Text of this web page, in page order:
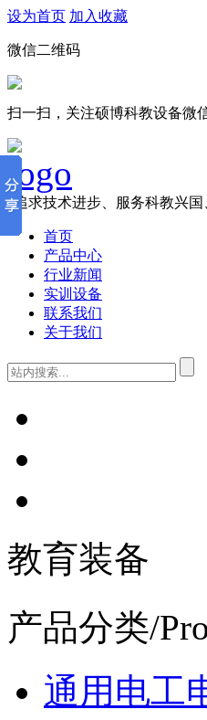
设为首页 加入收藏
微信二维码
扫一扫，关注硕博科教设备微
"追求技术进步、服务科教兴
首页
产品中心
行业新闻
实训设备
联系我们
关于我们
教育装备
产品分类/
通用电工